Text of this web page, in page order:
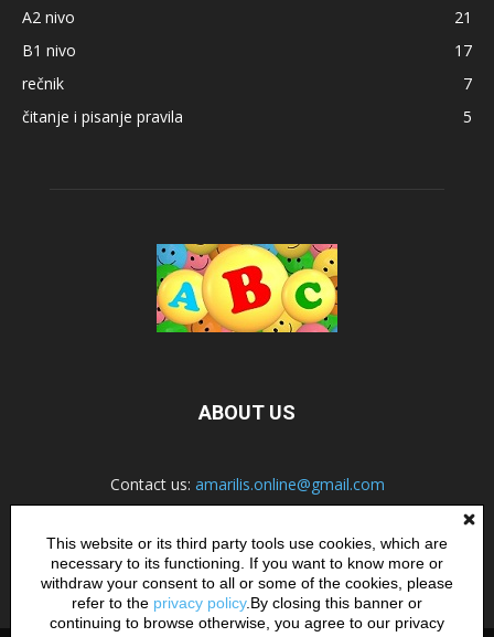
A2 nivo
21
B1 nivo
17
rečnik
7
čitanje i pisanje pravila
5
ABOUT US
Contact us: amarilis.online@gmail.com
FOLLOW US
This website or its third party tools use cookies, which are
necessary to its functioning. If you want to know more or
withdraw your consent to all or some of the cookies, please
refer to the privacy policy.By closing this banner or
continuing to browse otherwise, you agree to our privacy